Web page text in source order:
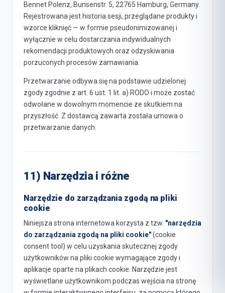
Bennet Polenz, Bunsenstr. 5, 22765 Hamburg, Germany.
Rejestrowana jest historia sesji, przeglądane produkty i
wzorce kliknięć — w formie pseudonimizowanej i
wyłącznie w celu dostarczania indywidualnych
rekomendacji produktowych oraz odzyskiwania
porzuconych procesów zamawiania.
Przetwarzanie odbywa się na podstawie udzielonej
zgody zgodnie z art. 6 ust. 1 lit. a) RODO i może zostać
odwołane w dowolnym momencie ze skutkiem na
przyszłość. Z dostawcą zawarta została umowa o
przetwarzanie danych.
11) Narzędzia i różne
Narzędzie do zarządzania zgodą na pliki
cookie
Niniejsza strona internetowa korzysta z tzw. "narzędzia
do zarządzania zgodą na pliki cookie"(cookie
consent tool) w celu uzyskania skutecznej zgody
użytkowników na pliki cookie wymagające zgody i
aplikacje oparte na plikach cookie. Narzędzie jest
wyświetlane użytkownikom podczas wejścia na stronę